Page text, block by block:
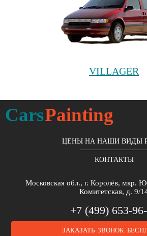
VILLAGER
CarsPainting
ЦЕНЫ НА НАШИ ВИДЫ
КОНТАКТЫ
Московская обл., г. Королёв, мкр.
Комитетская, д. 9/
+7 (499) 653-
ЗАКАЗАТЬ ЗВОНОК